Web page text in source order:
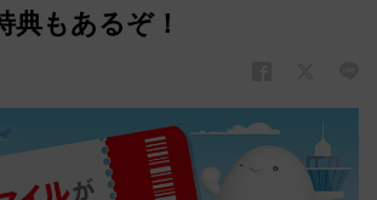
典もあるぞ！